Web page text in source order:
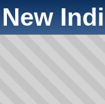
New